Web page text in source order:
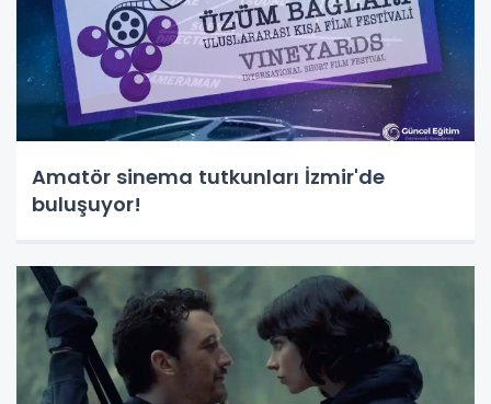
Amatör sinema tutkunları İzmir'de
buluşuyor!